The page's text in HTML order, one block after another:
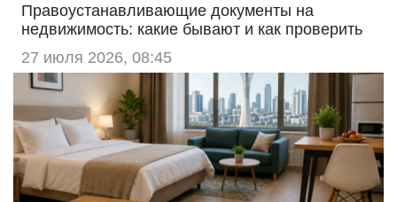
Правоустанавливающие документы на
недвижимость: какие бывают и как проверить
27 июля 2026, 08:45